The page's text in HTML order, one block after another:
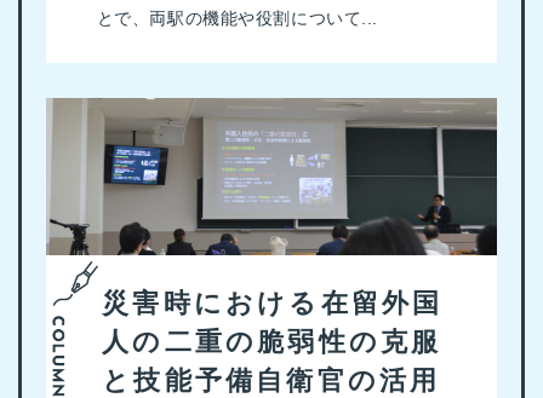
とで、両駅の機能や役割について...
災害時における在留外国
人の二重の脆弱性の克服
と技能予備自衛官の活用